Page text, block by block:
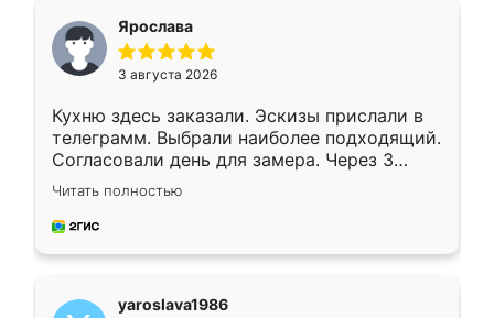
Ярослава
3 августа 2026
Кухню здесь заказали. Эскизы прислали в
телеграмм. Выбрали наиболее подходящий.
Согласовали день для замера. Через 3
недели кухня была уже готова. Остались
довольны работой. Спасибо Ренессанс
мебель за качественную работу!
Читать полностью
yaroslava1986